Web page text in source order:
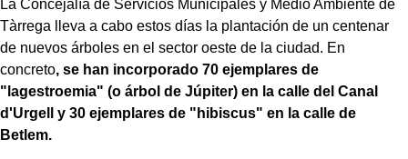
La Concejalía de Servicios Municipales y Medio Ambiente de
Tàrrega lleva a cabo estos días la plantación de un centenar
de nuevos árboles en el sector oeste de la ciudad. En
concreto, se han incorporado 70 ejemplares de
"lagestroemia" (o árbol de Júpiter) en la calle del Canal
d'Urgell y 30 ejemplares de "hibiscus" en la calle de
Betlem.